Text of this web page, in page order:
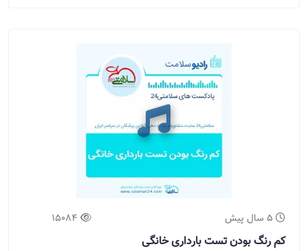
5 سال پیش 15084
کم رنگ بودن تست بارداری خانگی